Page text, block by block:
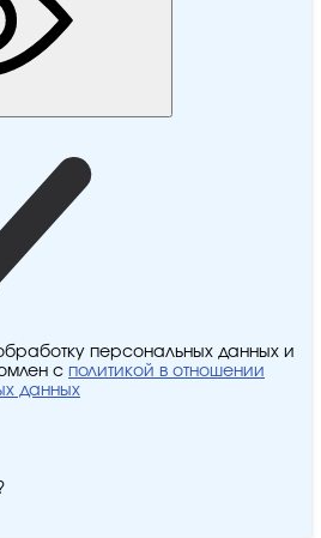
персональных данных и
с политикой в отношении
данных